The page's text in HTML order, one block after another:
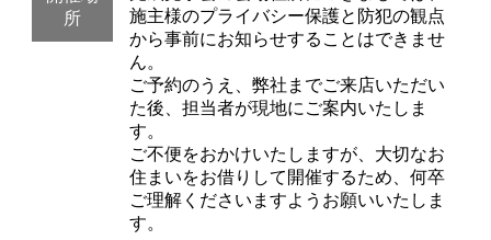
所
施主様のプライバシー保護と防犯の観点
から事前にお知らせすることはできませ
ん。
ご予約のうえ、弊社までご来店いただい
た後、担当者が現地にご案内いたしま
す。
ご不便をおかけいたしますが、大切なお
住まいをお借りして開催するため、何卒
ご理解くださいますようお願いいたしま
す。